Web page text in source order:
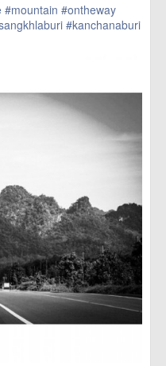
#mountain #ontheway
#kanchanaburi